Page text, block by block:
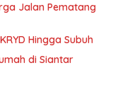
Jalan Pematang
Hingga Subuh
di Siantar